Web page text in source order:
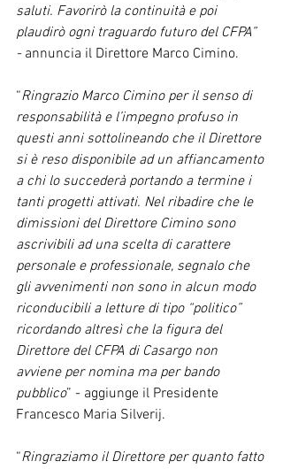
saluti. Favorirò la continuità e poi
plaudirò ogni traguardo futuro del CFPA”
- annuncia il Direttore Marco Cimino.
“Ringrazio Marco Cimino per il senso di
responsabilità e l’impegno profuso in
questi anni sottolineando che il Direttore
si è reso disponibile ad un affiancamento
a chi lo succederà portando a termine i
tanti progetti attivati. Nel ribadire che le
dimissioni del Direttore Cimino sono
ascrivibili ad una scelta di carattere
personale e professionale, segnalo che
gli avvenimenti non sono in alcun modo
riconducibili a letture di tipo “politico”
ricordando altresì che la figura del
Direttore del CFPA di Casargo non
avviene per nomina ma per bando
pubblico” - aggiunge il Presidente
Francesco Maria Silverij.
“Ringraziamo il Direttore per quanto fatto